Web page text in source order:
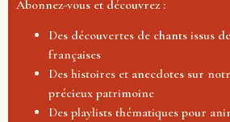
Abonnez-vous et découvrez :
Des découvertes de chants issus
françaises
Des histoires et anecdotes sur
précieux patrimoine
Des playlists thématiques pour